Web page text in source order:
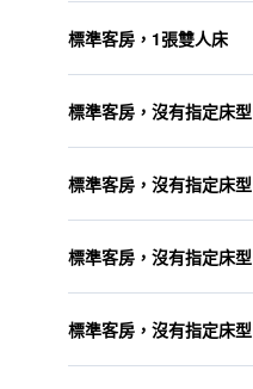
標準客房，1張雙人床
標準客房，沒有指定床型
標準客房，沒有指定床型
標準客房，沒有指定床型
標準客房，沒有指定床型